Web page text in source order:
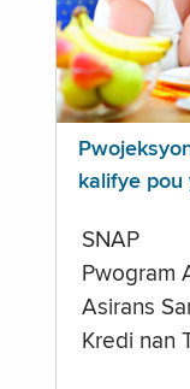
kalifye pou
SNAP
Pwogram
Asirans
Kredi nan